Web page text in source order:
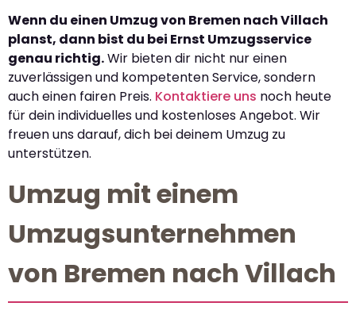
Wenn du einen Umzug von Bremen nach Villach
planst, dann bist du bei Ernst Umzugsservice
genau richtig.Wir bieten dir nicht nur einen
zuverlässigen und kompetenten Service, sondern
auch einen fairen Preis. Kontaktiere uns noch heute
für dein individuelles und kostenloses Angebot. Wir
freuen uns darauf, dich bei deinem Umzug zu
unterstützen.
Umzug mit einem
Umzugsunternehmen
von Bremen nach Villach